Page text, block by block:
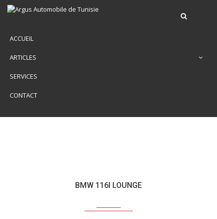
ACCUEIL
ARTICLES
SERVICES
CONTACT
BMW 116I LOUNGE